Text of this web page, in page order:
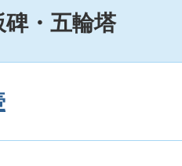
・五輪塔